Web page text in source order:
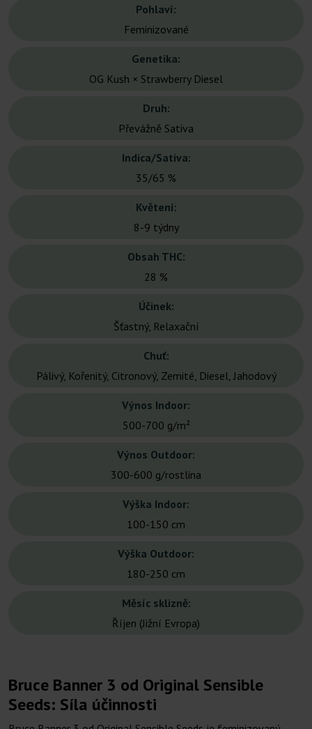
Pohlaví:
Feminizované
Genetika:
OG Kush × Strawberry Diesel
Druh:
Převážně Sativa
Indica/Sativa:
35/65 %
Květení:
8-9 týdny
Obsah THC:
28 %
Účinek:
Šťastný, Relaxační
Chuť:
Pálivý, Kořenitý, Citronový, Zemité, Diesel, Jahodový
Výnos Indoor:
500-700 g/m²
Výnos Outdoor:
300-600 g/rostlina
Výška Indoor:
100-150 cm
Výška Outdoor:
180-250 cm
Měsíc sklizně:
Říjen (Jižní Evropa)
Bruce Banner 3 od Original Sensible
Seeds: Síla účinnosti